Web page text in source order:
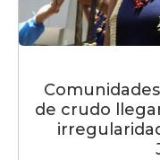
de crudo